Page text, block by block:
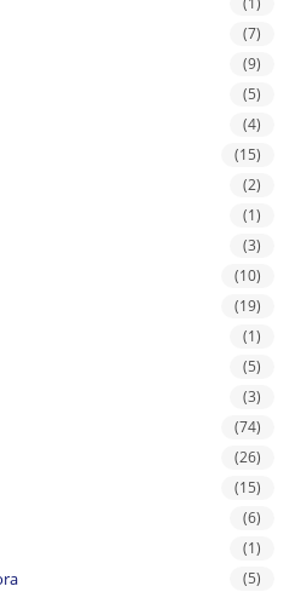
(7)
(9)
(5)
(4)
(15)
(2)
(1)
(3)
(10)
(19)
(1)
(5)
(3)
(74)
(26)
(15)
(6)
(1)
(5)